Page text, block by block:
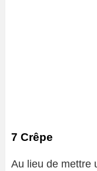
7 Crêpe
Au lieu de mettre